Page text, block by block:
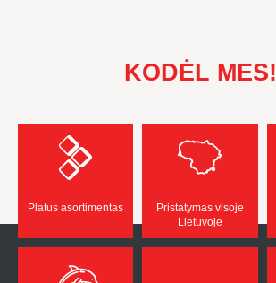
KODĖL MES!
Platus asortimentas
Pristatymas visoje
Lietuvoje